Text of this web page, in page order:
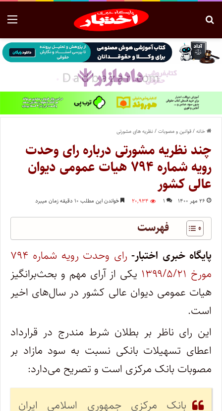
خانه/قوانین و مصوبات/نظریه های مشورتی
چند نظریه مشورتی درباره رای وحدت
رویه شماره ۷۹۴ هیات عمومی دیوان
عالی کشور
۲۶ مهر ۱۴۰۰ ۱ ۲۰,۹۳۴ خواندن این مطلب ۱۰ دقیقه زمان میبرد
فهرست
پایگاه خبری اختبار-
رای وحدت رویه شماره ۷۹۴
مورخ ۱۳۹۹/۵/۲۱
یکی از آرای مهم و بحث‌برانگیز
هیات عمومی دیوان عالی کشور در سال‌های اخیر
است.
این رای ناظر بر بطلان شرط مندرج در قرارداد
اعطای تسهیلات بانکی نسبت به سود مازاد بر
مصوبات بانک مرکزی است و تصریح می‌دارد:
بانک مرکزی جمهوری اسلامی ایران